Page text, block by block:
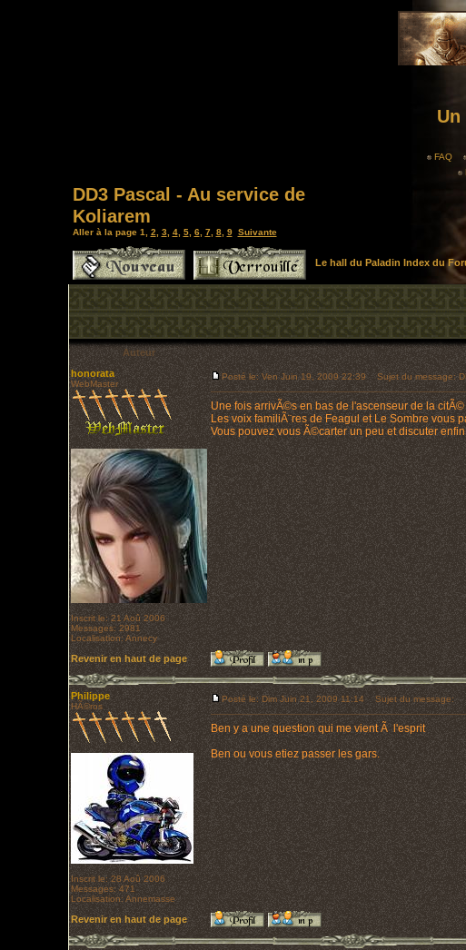
FAQ
DD3 Pascal - Au service de
Koliarem
Aller à la page 1 2 3 4, 5, 6, 7, 8, 9 Suivante
Le hall du Paladin Index du
Auteur
honorata
WebMaster
Inscrit le: 21 Aoû 2006
Messages: 2981
Localisation: Annecy
Posté le: Ven Juin 19, 2009 22:39 Sujet du message:
Une fois arrivÃ©s en bas de l'ascenseur de la
Les voix familiÃ¨res de Feagul et Le Sombre vous
Vous pouvez vous Ã©carter un peu et discuter
Revenir en haut de page
Philippe
HÃ©ros
Inscrit le: 28 Aoû 2006
Messages: 471
Localisation: Annemasse
Posté le: Dim Juin 21, 2009 11:14 Sujet du message:
Ben y a une question qui me vient Ã l'esprit
Ben ou vous etiez passer les gars.
Revenir en haut de page